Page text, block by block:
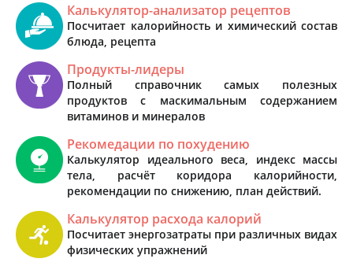
Калькулятор-анализатор рецептов
Посчитает калорийность и химический состав
блюда, рецепта
Продукты-лидеры
Полный справочник самых полезных
продуктов с маскимальным содержанием
витаминов и минералов
Рекомедации по похудению
Калькулятор идеального веса, индекс массы
тела, расчёт коридора калорийности,
рекомендации по снижению, план действий.
Калькулятор расхода калорий
Посчитает энергозатраты при различных видах
физических упражнений